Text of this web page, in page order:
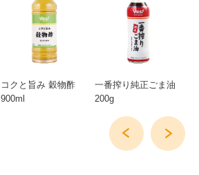
コクと旨み 穀物酢
900ml
一番搾り純正ごま油
200g